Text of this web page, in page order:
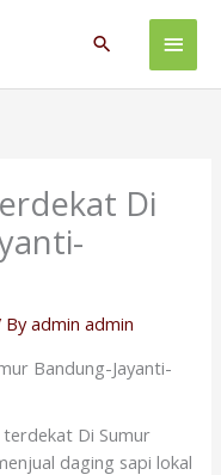
Main
Search
Di
Byadmin admin
Bandung-Jayanti-
Di Sumur
daging sapi lokal